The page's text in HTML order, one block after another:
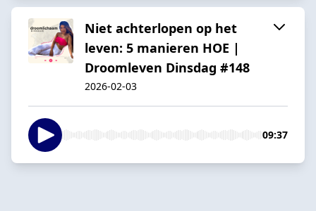
Niet achterlopen op het
leven: 5 manieren HOE |
Droomleven Dinsdag #148
2026-02-03
09:37